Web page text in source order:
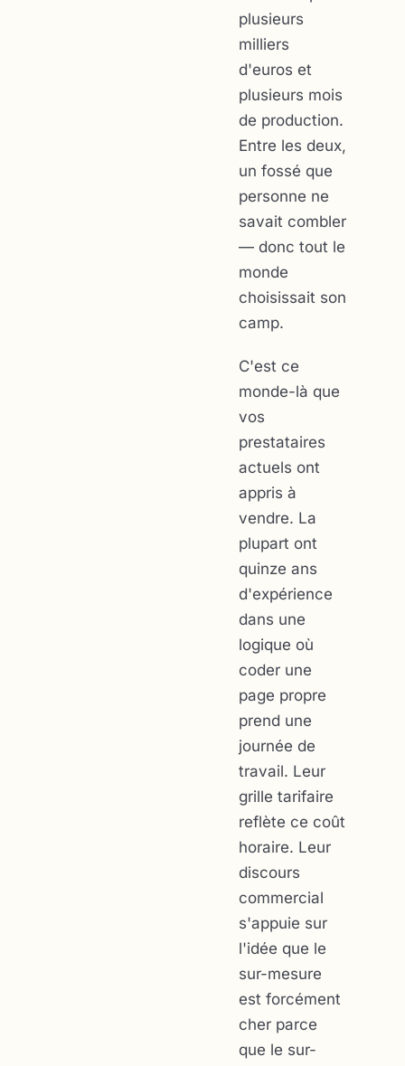
plusieurs
milliers
d'euros et
plusieurs mois
de production.
Entre les deux,
un fossé que
personne ne
savait combler
— donc tout le
monde
choisissait son
camp.
C'est ce
monde-là que
vos
prestataires
actuels ont
appris à
vendre. La
plupart ont
quinze ans
d'expérience
dans une
logique où
coder une
page propre
prend une
journée de
travail. Leur
grille tarifaire
reflète ce coût
horaire. Leur
discours
commercial
s'appuie sur
l'idée que le
sur-mesure
est forcément
cher parce
que le sur-